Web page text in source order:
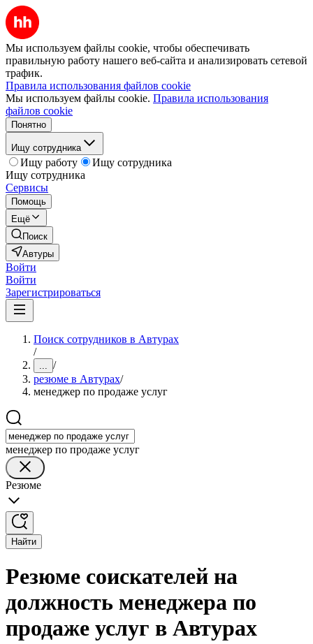
Мы используем файлы cookie, чтобы обеспечивать
правильную работу нашего веб-сайта и анализировать сетевой
трафик.
Правила использования файлов cookie
Мы используем файлы cookie. Правила использования
файлов cookie
Понятно
Ищу сотрудника
Ищу работу
Ищу сотрудника
Ищу сотрудника
Сервисы
Помощь
Ещё
Поиск
Автуры
Войти
Войти
Зарегистрироваться
Поиск сотрудников в Автурах
/
... /
резюме в Автурах/
менеджер по продаже услуг
менеджер по продаже услуг
Резюме
Найти
Резюме соискателей на
должность менеджера по
продаже услуг в Автурах